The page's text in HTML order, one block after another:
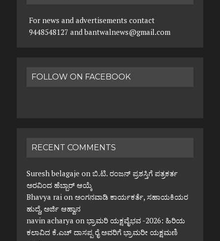
For news and advertisements contact
9448548127 and bantwalnews@gmail.com
FOLLOW ON FACEBOOK
RECENT COMMENTS
Suresh belagaje on ಬಿ.ಟಿ. ರಂಜನ್ ಪ್ರಶಸ್ತಿಗೆ ಪತ್ರಕರ್ತ
ಅರವಿಂದ ಹೆಬ್ಬಾರ್ ಆಯ್ಕೆ
Bhavya raion ಅಂಗನವಾಡಿ ಕಾರ್ಯಕರ್ತೆ, ಸಹಾಯಕಿಯರ
ಹುದ್ದೆ, ಅರ್ಜಿ ಆಹ್ವಾನ
navin acharya on ಭ್ರಾಮರಿ ಯಕ್ಷವೈಭವ -2026: ಹಿರಿಯ
ಕಲಾವಿದ ಕೆ.ಎಚ್ ದಾಸಪ್ಪ ರೈ ಅವರಿಗೆ ಭ್ರಾಮರೀ ಯಕ್ಷಮಣಿ